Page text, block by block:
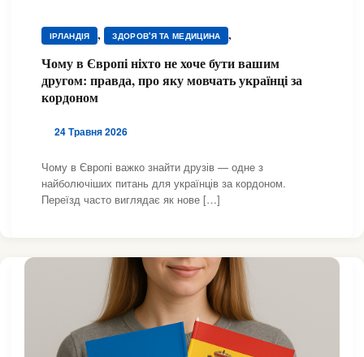
ІРЛАНДІЯ , ЗДОРОВ'Я ТА МЕДИЦИНА ,
ІСПАНІЯ , , ,
,
Чому в Європі ніхто не хоче бути вашим
другом: правда, про яку мовчать українці за
кордоном
24 Травня 2026
Чому в Європі важко знайти друзів — одне з
найболючіших питань для українців за кордоном.
Переїзд часто виглядає як нове […]